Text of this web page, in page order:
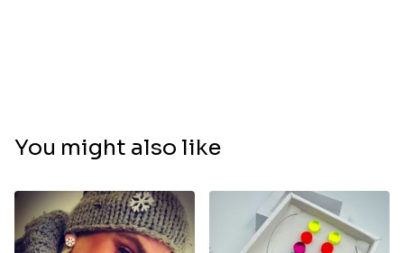
You might also like